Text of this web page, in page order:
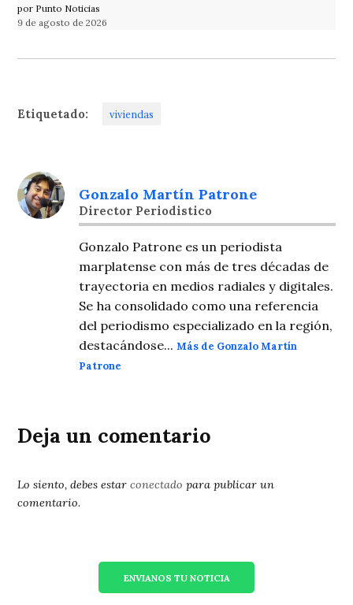
por Punto Noticias
9 de agosto de 2026
Etiquetado: viviendas
Gonzalo Martín Patrone
Director Periodistico
Gonzalo Patrone es un periodista
marplatense con más de tres décadas de
trayectoria en medios radiales y digitales.
Se ha consolidado como una referencia
del periodismo especializado en la región,
destacándose...Más de Gonzalo Martín
Patrone
Deja un comentario
Lo siento, debes estarconectado para publicar un
comentario.
ENVIANOS TU NOTICIA